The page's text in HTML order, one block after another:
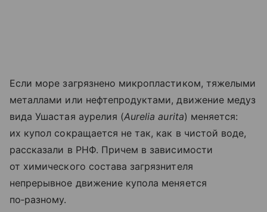
Если море загрязнено микропластиком, тяжелыми
металлами или нефтепродуктами, движение медуз
вида Ушастая аурелия (Aurelia aurita) меняется:
их купол сокращается не так, как в чистой воде,
рассказали в РНФ. Причем в зависимости
от химического состава загрязнителя
непрерывное движение купола меняется
по‑разному.